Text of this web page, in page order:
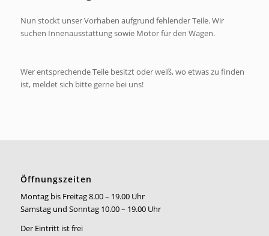
Nun stockt unser Vorhaben aufgrund fehlender Teile. Wir
suchen Innenausstattung sowie Motor für den Wagen.
Wer entsprechende Teile besitzt oder weiß, wo etwas zu finden
ist, meldet sich bitte gerne bei uns!
Öffnungszeiten
Montag bis Freitag 8.00 – 19.00 Uhr
Samstag und Sonntag 10.00 – 19.00 Uhr
Der Eintritt ist frei